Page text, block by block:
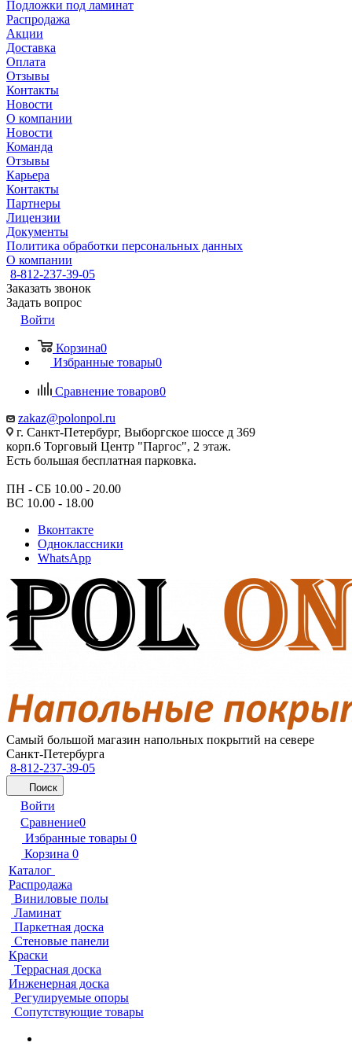
Подложки под ламинат
Распродажа
Акции
Доставка
Оплата
Отзывы
Контакты
Новости
О компании
Новости
Команда
Отзывы
Карьера
Контакты
Партнеры
Лицензии
Документы
Политика обработки персональных данных
О компании
8-812-237-39-05
Заказать звонок
Задать вопрос
Войти
Корзина0
Избранные товары0
Сравнение товаров0
zakaz@polonpol.ru
г. Санкт-Петербург, Выборгское шоссе д 369
корп.6 Торговый Центр "Паргос", 2 этаж.
Есть большая бесплатная парковка.
ПН - СБ 10.00 - 20.00
ВС 10.00 - 18.00
Вконтакте
Одноклассники
WhatsApp
Самый большой магазин напольных покрытий на севере
Санкт-Петербурга
8-812-237-39-05
Поиск
Войти
Сравнение0
Избранные товары 0
Корзина 0
Каталог
Распродажа
Виниловые полы
Ламинат
Паркетная доска
Стеновые панели
Краски
Террасная доска
Инженерная доска
Регулируемые опоры
Сопутствующие товары